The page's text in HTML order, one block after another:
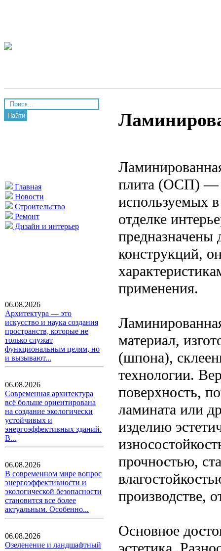
Найти
Главная
Новости
Строительство
Ремонт
Дизайн и интерьер
06.08.2026
Архитектура — это
искусство и наука создания
пространств, которые не
только служат
функциональным целям, но
и вызывают...
06.08.2026
Современная архитектура
всё больше ориентирована
на создание экологически
устойчивых и
энергоэффективных зданий.
В...
06.08.2026
В современном мире вопрос
энергоэффективности и
экологической безопасности
становится все более
актуальным. Особенно...
06.08.2026
Озеленение и ландшафтный
плита (ОСП) —
используемых
отделке
предназначены
конструкций,
применения.
материал,
(шпона),
технологии.
поверхность,
ламината или
изделию
прочностью,
производстве,
Основное